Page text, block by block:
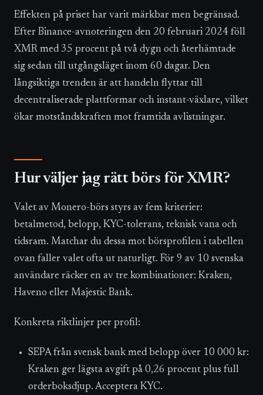
Effekten på priset har varit märkbar men begränsad.
Efter Binance-avnoteringen den 20 februari 2024 föll
XMR med 35 procent på två dygn och återhämtade
sig sedan till utgångsläget inom 60 dagar. Den
långsiktiga trenden är att handeln flyttar till
decentraliserade plattformar och instant-växlare, vilket
ökar motståndskraften mot framtida avlistningar.
Hur väljer jag rätt börs för XMR?
Valet av Monero-börs styrs av fem kriterier:
betalmetod, belopp, KYC-tolerans, teknisk vana och
tidsram. Matchar du dessa mot börsprofilen i tabellen
ovan faller valet ofta ut naturligt. För 9 av 10 svenska
användare räcker en av tre kombinationer: Kraken,
Haveno eller Majestic Bank.
Konkreta riktlinjer per profil:
SEPA från svensk bank med belopp över 10 000 kr:
Kraken ger lägsta avgift på 0,26 procent plus full
orderboksdjup. Acceptera KYC.